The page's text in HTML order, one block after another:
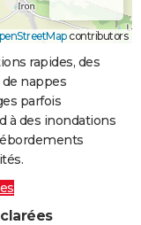
contributors
rapides, des
nappes
parfois
à des inondations